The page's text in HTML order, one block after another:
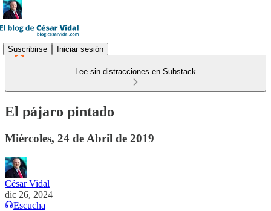
Suscribirse Iniciar sesión
Lee sin distracciones en Substack
El pájaro pintado
Miércoles, 24 de Abril de 2019
César Vidal
dic 26, 2024
Escucha